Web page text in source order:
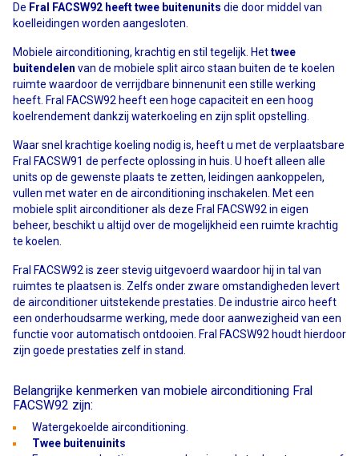
De Fral FACSW92 heeft twee buitenunits die door middel van
koelleidingen worden aangesloten.
Mobiele airconditioning, krachtig en stil tegelijk. Hettwee
buitendelen van de mobiele split airco staan buiten de te koelen
ruimte waardoor de verrijdbare binnenunit een stille werking
heeft. Fral FACSW92 heeft een hoge capaciteit en een hoog
koelrendement dankzij waterkoeling en zijn split opstelling.
Waar snel krachtige koeling nodig is, heeft u met de verplaatsbare
Fral FACSW91 de perfecte oplossing in huis. U hoeft alleen alle
units op de gewenste plaats te zetten, leidingen aankoppelen,
vullen met water en de airconditioning inschakelen. Met een
mobiele split airconditioner als deze Fral FACSW92 in eigen
beheer, beschikt u altijd over de mogelijkheid een ruimte krachtig
te koelen.
Fral FACSW92 is zeer stevig uitgevoerd waardoor hij in tal van
ruimtes te plaatsen is. Zelfs onder zware omstandigheden levert
de airconditioner uitstekende prestaties. De industrie airco heeft
een onderhoudsarme werking, mede door aanwezigheid van een
functie voor automatisch ontdooien. Fral FACSW92 houdt hierdoor
zijn goede prestaties zelf in stand.
Belangrijke kenmerken van mobiele airconditioning Fral
FACSW92 zijn:
Watergekoelde airconditioning.
Twee buitenuinits